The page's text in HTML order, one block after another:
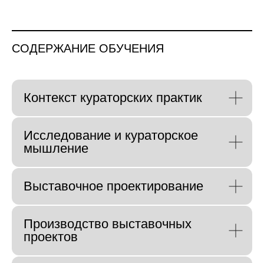
СОДЕРЖАНИЕ ОБУЧЕНИЯ
Контекст кураторских практик
Исследование и кураторское
мышление
Выставочное проектирование
Производство выставочных
проектов